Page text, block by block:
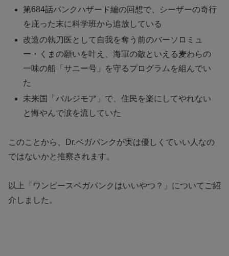
第684話パンクハザード編の回想で、シーザーの奇行
を庇った末に科学班から追放している
改造の執刀医として自我を奪う前のバーソロミュ
ー・くまの願いを叶え、海軍の敵といえる麦わらの
一味の船「サニー号」を守るプログラムを組んでい
た
未来国「バルジモア」で、住民を楽にしてやれない
と悔やんで涙を流していた
このことから、Dr.ベガパンクが実は優しくていい人なの
ではないかと推察されます。
以上「ワンピースベガパンクはいいやつ？」についてご紹
介しました。